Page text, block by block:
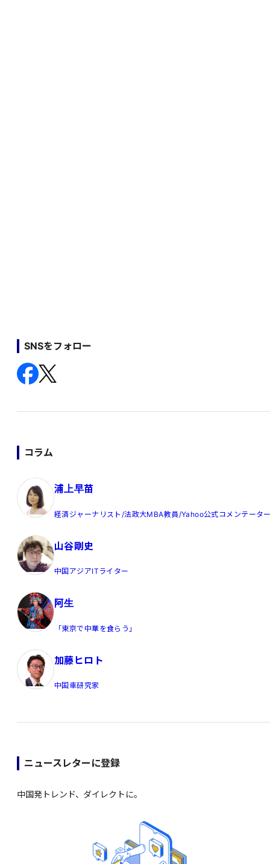
SNSをフォロー
コラム
浦上早苗
経済ジャーナリスト/法政大MBA教員/Yahoo公式コメンテータ
山谷剛史
中国アジアITライター
阿生
「東京で中華を食らう」
加藤ヒロト
中国車研究家
ニュースレターに登録
中国発トレンド、ダイレクトに。